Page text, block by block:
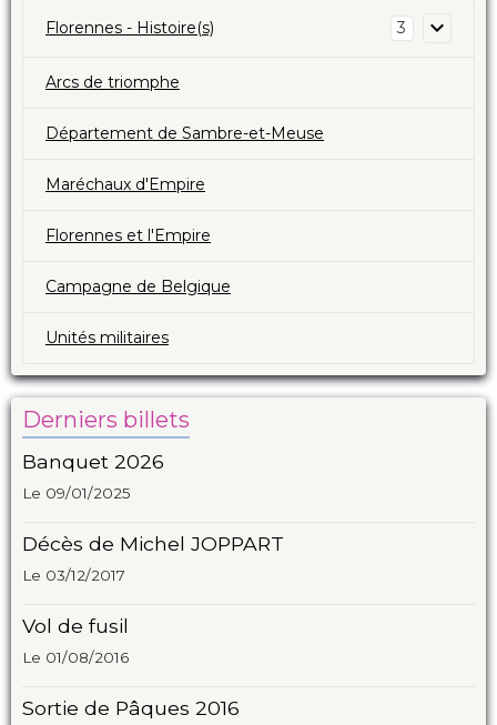
Florennes - Histoire(s) 3
Arcs de triomphe
Département de Sambre-et-Meuse
Maréchaux d'Empire
Florennes et l'Empire
Campagne de Belgique
Unités militaires
Derniers billets
Banquet 2026
Le 09/01/2025
Décès de Michel JOPPART
Le 03/12/2017
Vol de fusil
Le 01/08/2016
Sortie de Pâques 2016